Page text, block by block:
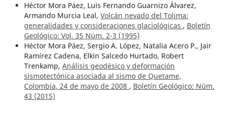
Héctor Mora Páez, Luis Fernando Guarnizo Álvarez,
Armando Murcia Leal, Volcán nevado del Tolima:
generalidades y consideraciones glaciológicas , Boletín
Geológico: Vol. 35 Núm. 2-3 (1995)
Héctor Mora Páez, Sergio A. López, Natalia Acero P., Jair
Ramírez Cadena, Elkin Salcedo Hurtado, Robert
Trenkamp, Análisis geodésico y deformación
sismotectónica asociada al sismo de Quetame,
Colombia, 24 de mayo de 2008 , Boletín Geológico: Núm.
43 (2015)